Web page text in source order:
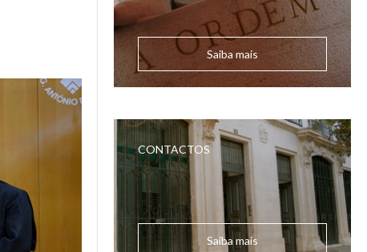
Saiba mais
CONTACTOS
Saiba mais